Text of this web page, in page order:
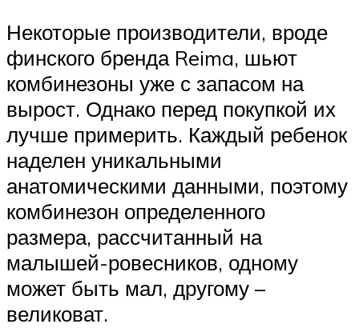
Некоторые производители, вроде
финского бренда Reima, шьют
комбинезоны уже с запасом на
вырост. Однако перед покупкой их
лучше примерить. Каждый ребенок
наделен уникальными
анатомическими данными, поэтому
комбинезон определенного
размера, рассчитанный на
малышей-ровесников, одному
может быть мал, другому –
великоват.